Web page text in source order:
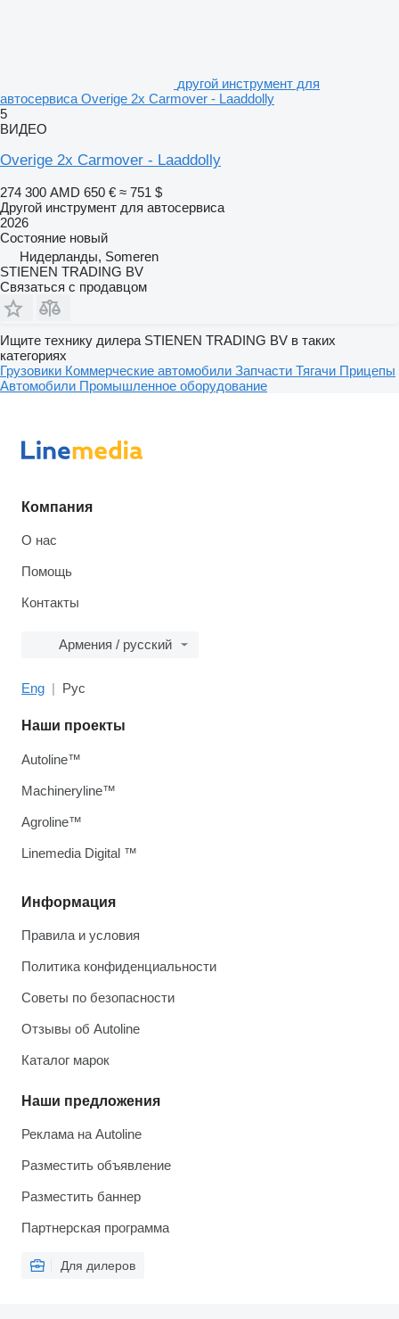
другой инструмент для
автосервиса Overige 2x Carmover - Laaddolly
5
ВИДЕО
Overige 2x Carmover - Laaddolly
274 300 AMD 650 € ≈ 751 $
Другой инструмент для автосервиса
2026
Состояние новый
Нидерланды, Someren
STIENEN TRADING BV
Связаться с продавцом
Ищите технику дилера STIENEN TRADING BV в таких
категориях
Грузовики Коммерческие автомобили Запчасти Тягачи Прицепы
Автомобили Промышленное оборудование
Компания
О нас
Помощь
Контакты
Армения / русский
Eng Рус
Информация
Правила и условия
Политика конфиденциальности
Советы по безопасности
Отзывы об Autoline
Каталог марок
Наши предложения
Реклама на Autoline
Разместить объявление
Разместить баннер
Партнерская программа
Для дилеров
Наши проекты
Autoline™
Machineryline™
Agroline™
Linemedia Digital ™